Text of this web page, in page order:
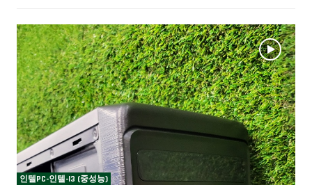
인텔PC-인텔-I3 (중성능)